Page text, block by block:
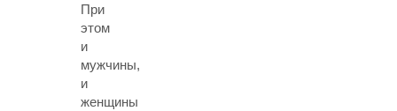
При
этом
и
мужчины,
и
женщины